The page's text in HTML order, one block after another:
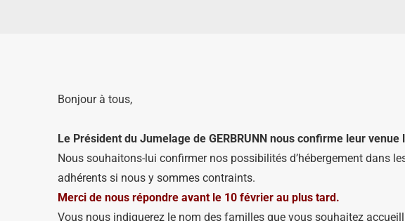
Bonjour à tous,
Le Président du Jumelage de GERBRUNN nous confirme leur venue
Nous souhaitons-lui confirmer nos possibilités d’hébergement dans
adhérents si nous y sommes contraints.
Merci de nous répondre avant le 10 février au plus tard.
Vous nous indiquerez le nom des familles que vous souhaitez